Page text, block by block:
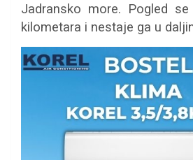
Jadransko more. Pogled
kilometara i nestaje ga u